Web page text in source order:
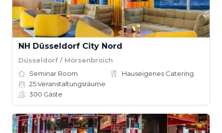
NH Düsseldorf City Nord
Düsseldorf / Mörsenbroich
Seminar Room
Hauseigenes Catering
25Veranstaltungsräume
300 Gäste